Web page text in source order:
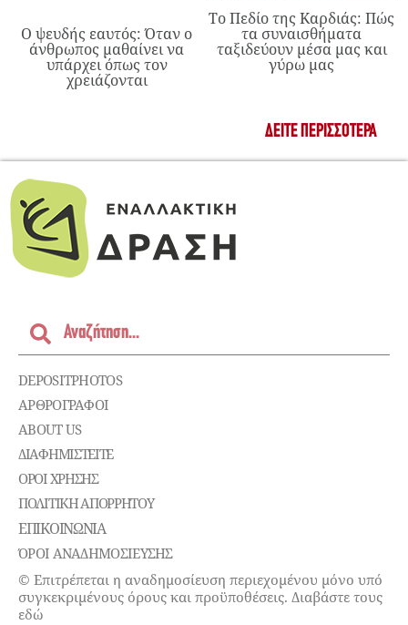
Ο ψευδής εαυτός: Όταν ο
άνθρωπος μαθαίνει να
υπάρχει όπως τον
χρειάζονται
Το Πεδίο της Καρδιάς: Πώς
τα συναισθήματα
ταξιδεύουν μέσα μας και
γύρω μας
ΔΕΊΤΕ ΠΕΡΙΣΣΌΤΕΡΑ
DEPOSITPHOTOS
ΑΡΘΡΟΓΡΑΦΟΙ
ABOUT US
ΔΙΑΦΗΜΙΣΤΕΊΤΕ
ΌΡΟΙ ΧΡΉΣΗΣ
ΠΟΛΙΤΙΚΉ ΑΠΟΡΡΉΤΟΥ
ΕΠΙΚΟΙΝΩΝΊΑ
ΌΡΟΙ ΑΝΑΔΗΜΟΣΙΕΥΣΗΣ
© Επιτρέπεται η αναδημοσίευση περιεχομένου μόνο υπό
συγκεκριμένους όρους και προϋποθέσεις. Διαβάστε τους
εδώ